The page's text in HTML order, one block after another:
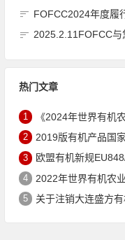
FOFCC2024年度履
2025.2.11FOFCC与
热门文章
1 《2024年世界有机农业概况
2 2019版有机产品国
3 欧盟有机新规
4 2022年世界有机农业概况与
5 关于注销大连盛方有